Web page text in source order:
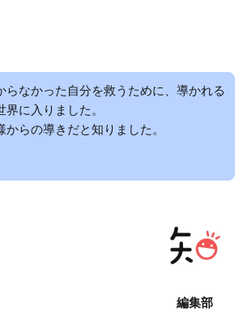
らなかった自分を救うために、導かれる
に入りました。
らの導きだと知りました。
編集部